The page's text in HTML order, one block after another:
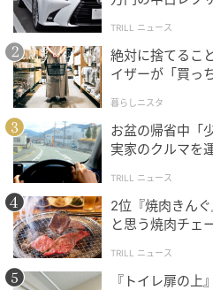
michill
最大の魅力は、一発でご飯
こと。これを使えばザクッ
号分が取れるんです。
TRILL ニュース
絶対に捨てるこ
イザーが「買っ
暮らしニスタ
お盆の帰省中「
実家のクルマを
TRILL ニュース
2位『焼肉きん
と思う焼肉チェ
TRILL ニュース
『トイレ扉の上